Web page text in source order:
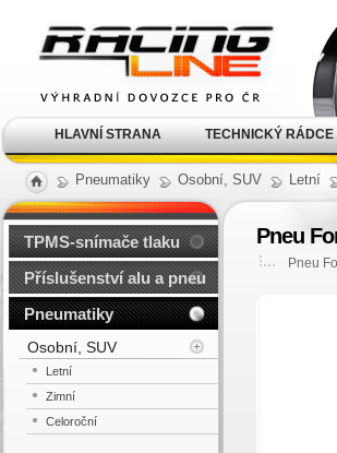
Pneumatiky Osobní, SUV Letní
Pneu
Pneu
TPMS-snímače tlaku
Příslušenství alu a pneu
Pneumatiky
Osobní, SUV
Letní
Zimní
Celoroční
kola Racing Line
HLAVNÍ STRANA TECHNICKÝ RÁDCE